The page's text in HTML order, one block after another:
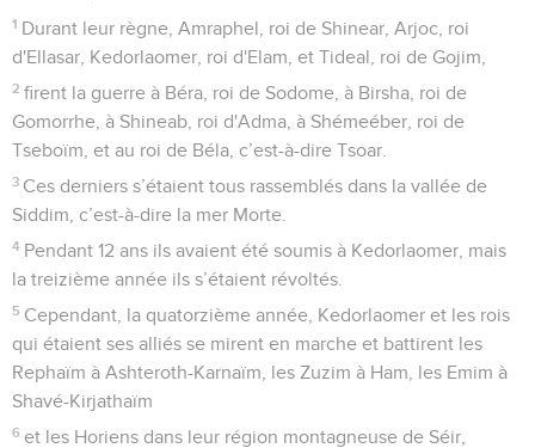
1 Durant leur règne, Amraphel, roi de Shinear, Arjoc, roi
d'Ellasar, Kedorlaomer, roi d'Elam, et Tideal, roi de Gojim,
2 firent la guerre à Béra, roi de Sodome, à Birsha, roi de
Gomorrhe, à Shineab, roi d'Adma, à Shémeéber, roi de
Tseboïm, et au roi de Béla, c’est-à-dire Tsoar.
3 Ces derniers s’étaient tous rassemblés dans la vallée de
Siddim, c’est-à-dire la mer Morte.
4 Pendant 12 ans ils avaient été soumis à Kedorlaomer, mais
la treizième année ils s’étaient révoltés.
5 Cependant, la quatorzième année, Kedorlaomer et les rois
qui étaient ses alliés se mirent en marche et battirent les
Rephaïm à Ashteroth-Karnaïm, les Zuzim à Ham, les Emim à
Shavé-Kirjathaïm
6 et les Horiens dans leur région montagneuse de Séir,